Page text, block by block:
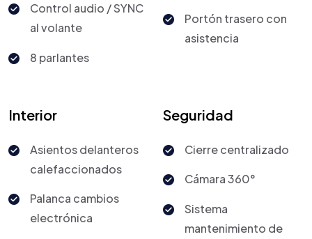
Control audio / SYNC
al volante
8 parlantes
Portón trasero con
asistencia
Interior
Asientos delanteros
calefaccionados
Palanca cambios
electrónica
Seguridad
Cierre centralizado
Cámara 360°
Sistema
mantenimiento de